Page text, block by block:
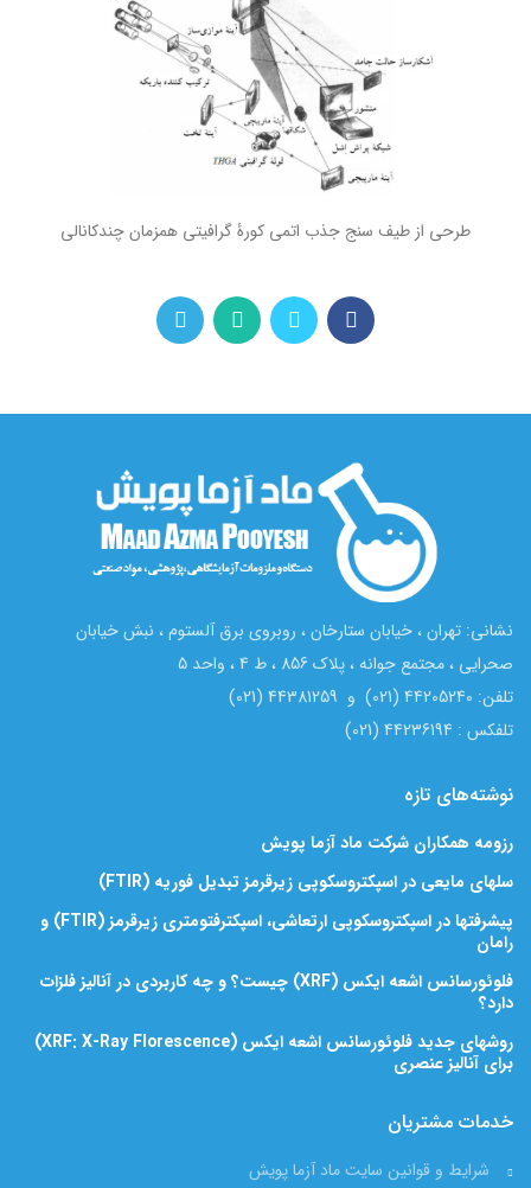
طرحی از طیف سنج جذب اتمی کورۀ گرافیتی همزمان چندکانالی
نشانی: تهران ، خیابان ستارخان ، روبروی برق آلستوم ، نبش خیابان
صحرایی ، مجتمع جوانه ، پلاک 856 ، ط 4 ، واحد 5
تلفن: 44205240 (021) و 44381259 (021)
تلفکس : 44236194 (021)
نوشته‌های تازه
رزومه همکاران شرکت ماد آزما پویش
سلهای مایعی در اسپکتروسکوپی زیرقرمز تبدیل فوریه (FTIR)
پیشرفتها در اسپکتروسکوپی ارتعاشی، اسپکترفتومتری زیرقرمز (FTIR) و
رامان
فلوئورسانس اشعه ایکس (XRF) چیست؟ و چه کاربردی در آنالیز فلزات
دارد؟
روشهای جدید فلوئورسانس اشعه ایکس (XRF: X-Ray Florescence)
برای آنالیز عنصری
خدمات مشتریان
شرایط و قوانین سایت ماد آزما پویش